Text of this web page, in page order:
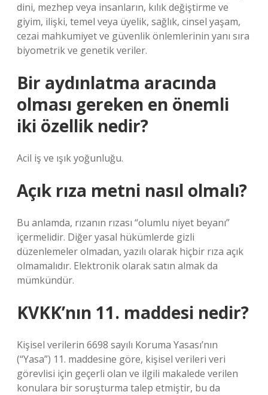
dini, mezhep veya insanların, kılık değiştirme ve
giyim, ilişki, temel veya üyelik, sağlık, cinsel yaşam,
cezai mahkumiyet ve güvenlik önlemlerinin yanı sıra
biyometrik ve genetik veriler.
Bir aydınlatma aracında
olması gereken en önemli
iki özellik nedir?
Acil iş ve ışık yoğunluğu.
Açık rıza metni nasıl olmalı?
Bu anlamda, rızanın rızası “olumlu niyet beyanı”
içermelidir. Diğer yasal hükümlerde gizli
düzenlemeler olmadan, yazılı olarak hiçbir rıza açık
olmamalıdır. Elektronik olarak satın almak da
mümkündür.
KVKK’nın 11. maddesi nedir?
Kişisel verilerin 6698 sayılı Koruma Yasası’nın
(“Yasa”) 11. maddesine göre, kişisel verileri veri
görevlisi için geçerli olan ve ilgili makalede verilen
konulara bir soruşturma talep etmiştir, bu da